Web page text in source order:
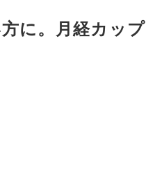
に。月経カップ